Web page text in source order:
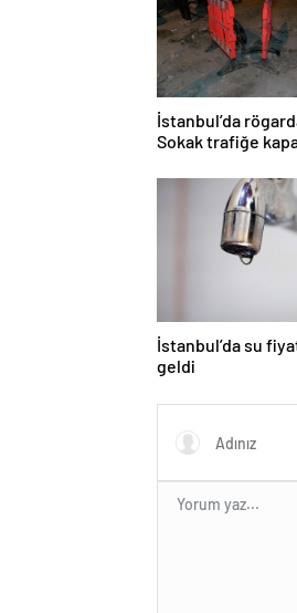
İstanbul’da
Sokak trafiğe
İstanbul’da su
geldi